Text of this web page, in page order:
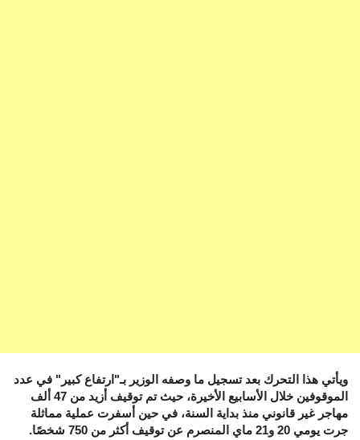
ويأتي هذا التحرك بعد تسجيل ما وصفه الوزير بـ"ارتفاع كبير" في عدد
الموقوفين خلال الأسابيع الأخيرة، حيث تم توقيف أزيد من 47 ألف
مهاجر غير قانوني منذ بداية السنة، في حين أسفرت عملية مماثلة
جرت يومي 20 و21 ماي المنصرم عن توقيف أكثر من 750 شخصًا.